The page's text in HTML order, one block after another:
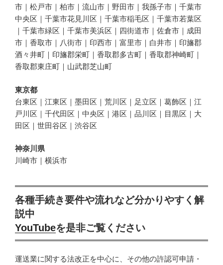
市｜松戸市｜柏市｜流山市｜野田市｜我孫子市｜千葉市
中央区｜千葉市花見川区｜千葉市稲毛区｜千葉市若葉区
｜千葉市緑区｜千葉市美浜区｜四街道市｜佐倉市｜成田
市｜香取市｜八街市｜印西市｜富里市｜白井市｜印旛郡
酒々井町｜印旛郡栄町｜香取郡多古町｜香取郡神崎町｜
香取郡東庄町｜山武郡芝山町
東京都
台東区｜江東区｜墨田区｜荒川区｜足立区｜葛飾区｜江
戸川区｜千代田区｜中央区｜港区｜品川区｜目黒区｜大
田区｜世田谷区｜渋谷区
神奈川県
川崎市｜横浜市
各種手続き要件や流れなど分かりやすく解
説中
YouTubeを是非ご覧ください
運送業に関する法改正を中心に、その他の許認可申請・